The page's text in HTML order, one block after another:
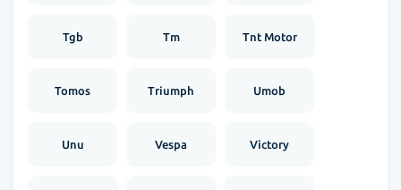
Tgb Tm Tnt Motor
Tomos Triumph Umob
Unu Vespa Victory